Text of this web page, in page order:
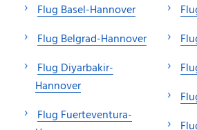
Flug Basel-Hannover
Flug Belgrad-Hannover
Flug Diyarbakir-
Hannover
Flug Fuerteventura-